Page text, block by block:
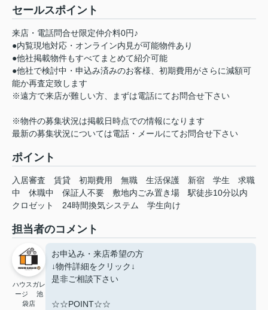
セールスポイント
来店・電話問合せ限定仲介料0円♪
●内覧現地対応・オンライン内見が可能物件あり
●他社掲載物件もすべてまとめて紹介可能
●他社で検討中・申込み済みのお客様、初期費用がさらに減額可
能か再査定致します
※遠方で来店が難しい方、まずは電話にてお問合せ下さい
※物件の募集状況は掲載日時点での情報になります
最新の募集状況については電話・メールにてお問合せ下さい
ポイント
入居審査 賃貸 初期費用 無職 生活保護 新宿 学生
求職
中
休職中 保証人不要 敷地内ごみ置き場
駅徒歩10分以内
クロゼット
24時間換気システム 学生向け
担当者のコメント
ハウスガレ
ージ 池
袋店
お申込み・来店希望の方
↓物件詳細をクリック↓
是非ご相談下さい
☆☆POINT☆☆